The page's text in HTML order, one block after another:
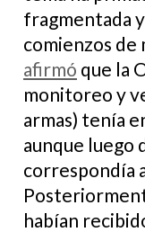
fragmentada
comienzos de
afirmó que la
monitoreo y
armas) tenía
aunque luego
correspondía
habían